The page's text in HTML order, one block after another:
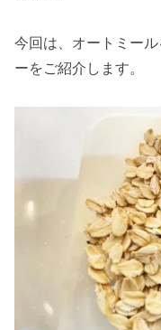
今回は、オートミー
ーをご紹介します。